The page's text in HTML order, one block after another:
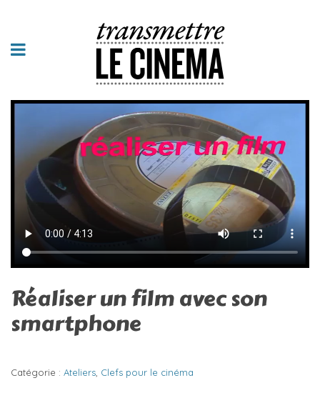
Réaliser un film avec son
smartphone
Catégorie : Ateliers Clefs pour le cinéma